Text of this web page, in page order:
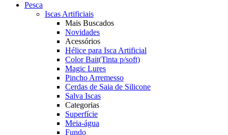
Pesca
Iscas Artificiais
Mais Buscados
Novidades
Acessórios
Hélice para Isca Artificial
Color Bait(Tinta p/soft)
Magic Lures
Pincho Arremesso
Cerdas de Saia de Silicone
Salva Iscas
Categorias
Superfície
Meia-água
Fundo